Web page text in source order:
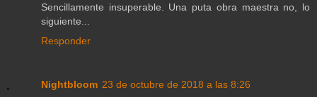
Sencillamente insuperable. Una puta obra maestra no, lo
siguiente...
Responder
Nightbloom 23 de octubre de 2018 a las 8:26